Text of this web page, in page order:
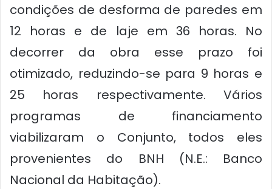
condições de desforma de paredes em
12 horas e de laje em 36 horas. No
decorrer da obra esse prazo foi
otimizado, reduzindo-se para 9 horas e
25 horas respectivamente. Vários
programas de financiamento
viabilizaram o Conjunto, todos eles
provenientes do BNH (N.E.: Banco
Nacional da Habitação).